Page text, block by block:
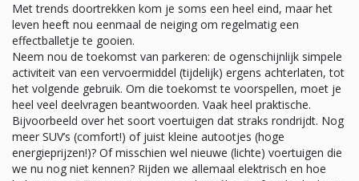
Met trends doortrekken kom je soms een heel eind, maar het
leven heeft nou eenmaal de neiging om regelmatig een
effectballetje te gooien.
Neem nou de toekomst van parkeren: de ogenschijnlijk simpele
activiteit van een vervoermiddel (tijdelijk) ergens achterlaten, tot
het volgende gebruik. Om die toekomst te voorspellen, moet je
heel veel deelvragen beantwoorden. Vaak heel praktische.
Bijvoorbeeld over het soort voertuigen dat straks rondrijdt. Nog
meer SUV’s (comfort!) of juist kleine autootjes (hoge
energieprijzen!)? Of misschien wel nieuwe (lichte) voertuigen die
we nu nog niet kennen? Rijden we allemaal elektrisch en hoe